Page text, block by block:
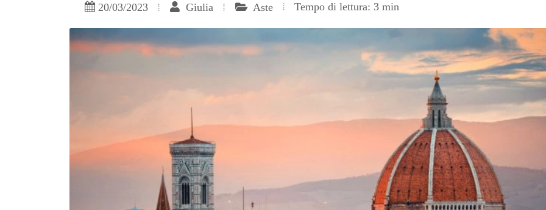
20/03/2023 Giulia Aste Tempo di lettura: 3 min